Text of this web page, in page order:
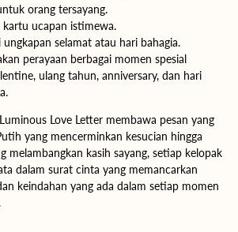
orang tersayang.
ucapan istimewa.
ungkapan selamat atau hari bahagia.
perayaan berbagai momen spesial
ulang tahun, anniversary, dan hari
Love Letter membawa pesan yang
yang mencerminkan kesucian hingga
melambangkan kasih sayang, setiap kelopak
dalam surat cinta yang memancarkan
keindahan yang ada dalam setiap momen